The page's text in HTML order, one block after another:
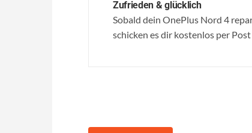
Zufrieden & glücklich
Sobald dein OnePlus Nord 4
schicken es dir kostenlos per